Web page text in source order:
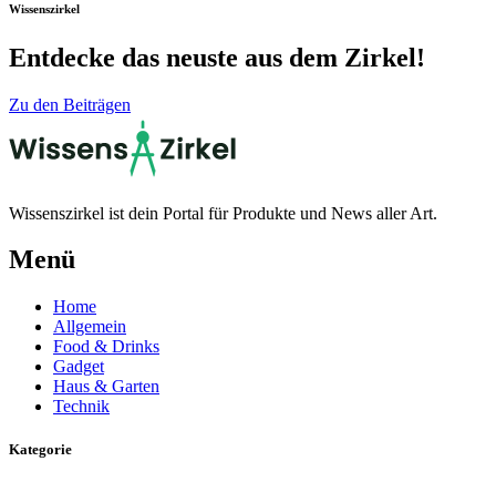
Wissenszirkel
Entdecke das neuste aus dem Zirkel!
Zu den Beiträgen
Wissenszirkel ist dein Portal für Produkte und News aller Art.
Menü
Home
Allgemein
Food & Drinks
Gadget
Haus & Garten
Technik
Kategorie